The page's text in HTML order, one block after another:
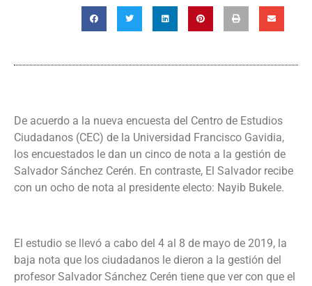
De acuerdo a la nueva encuesta del Centro de Estudios
Ciudadanos (CEC) de la Universidad Francisco Gavidia,
los encuestados le dan un cinco de nota a la gestión de
Salvador Sánchez Cerén. En contraste, El Salvador recibe
con un ocho de nota al presidente electo: Nayib Bukele.
El estudio se llevó a cabo del 4 al 8 de mayo de 2019, la
baja nota que los ciudadanos le dieron a la gestión del
profesor Salvador Sánchez Cerén tiene que ver con que el